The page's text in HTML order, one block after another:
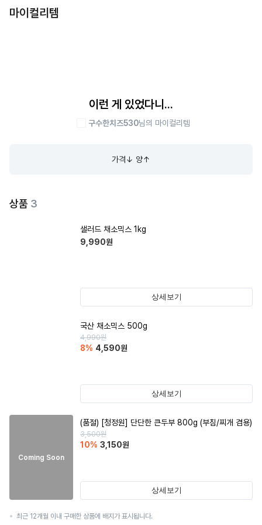
마이컬리템
이런 게 있었다니...
구수한치즈530님의 마이컬리템
가격↓ 양↑
상품 3
샐러드 채소믹스 1kg
9,990원
상세보기
국산 채소믹스 500g
4,990원
8% 4,590원
상세보기
Coming Soon
(품절) [청정원] 단단한 큰두부 800g (부침/찌개 겸용)
3,500원
10% 3,150원
상세보기
최근 12개월 이내 구매한 상품에 배지가 표시됩니다.